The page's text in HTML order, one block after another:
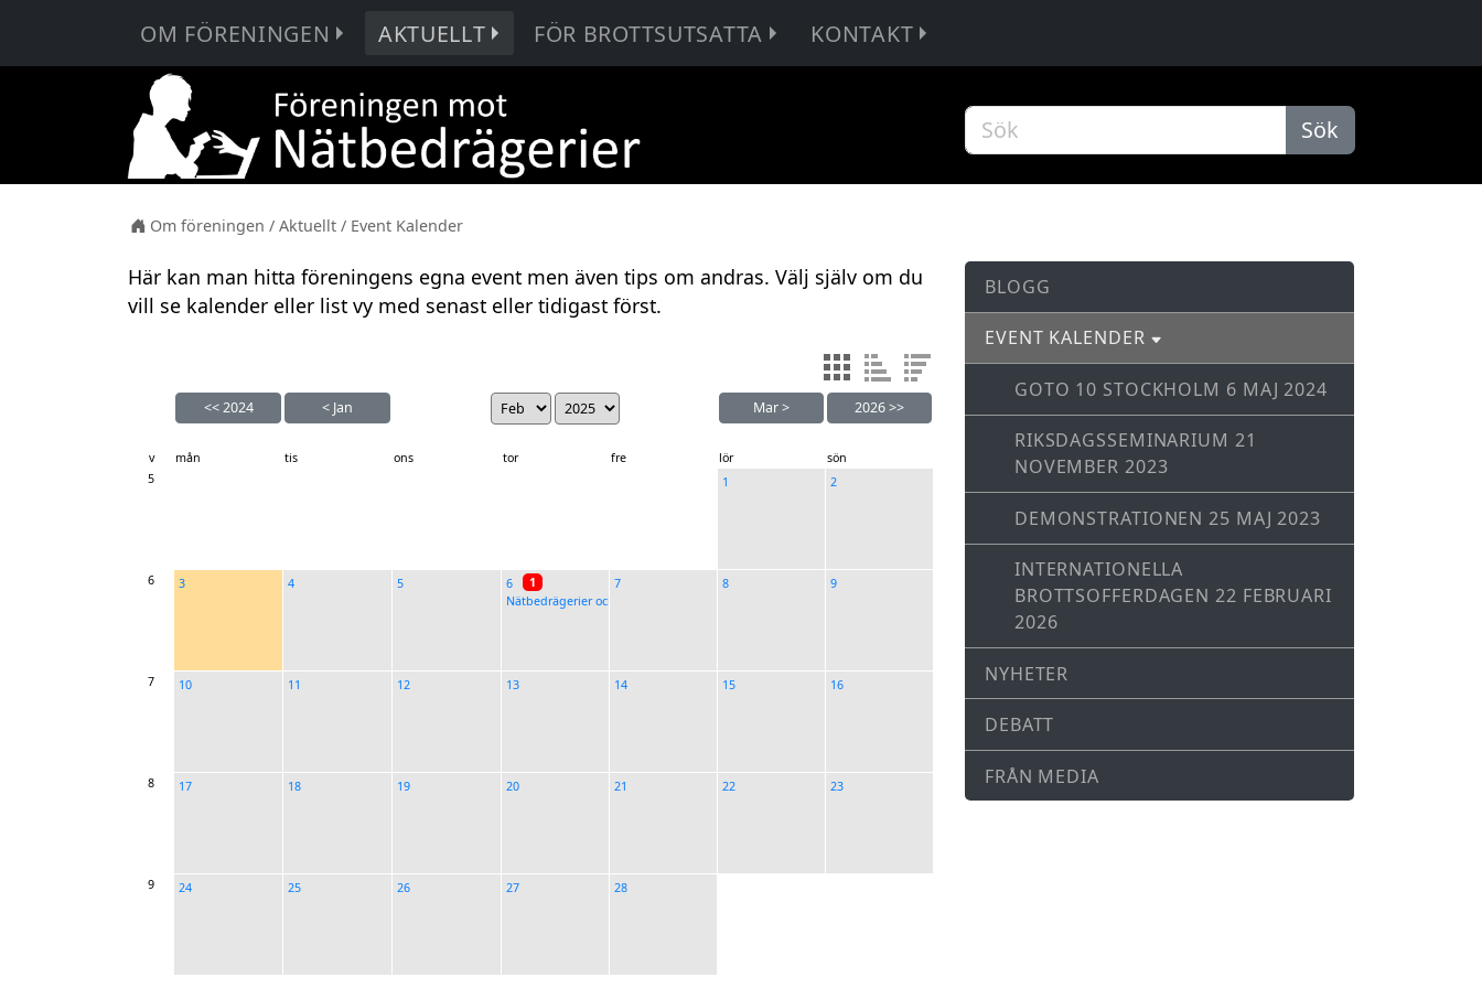
OM FÖRENINGEN AKTUELLT FÖR BROTTSUTSATTA KONTAKT
Sök
Om föreningen /Aktuellt / Event Kalender
Här kan man hitta föreningens egna event men även tips om andras. Välj själv om du
vill se kalender eller list vy med senast eller tidigast först.
<<2024 < Jan Mar> 2026>>
v mån tis ons tor fre lör
sön
5
1 2
6 3 4 5
6
Nätbedrägerier och digitaliseringens baksidor
1 7 8 9
7 10 11 12 13 14 15 16
8 17 18 19 20 21 22 23
9 24 25 26 27 28
BLOGG
EVENT KALENDER
GOTO 10 STOCKHOLM 6 MAJ 2024
RIKSDAGSSEMINARIUM 21
NOVEMBER 2023
DEMONSTRATIONEN 25 MAJ 2023
INTERNATIONELLA
BROTTSOFFERDAGEN 22 FEBRUARI
2026
NYHETER
DEBATT
FRÅN MEDIA